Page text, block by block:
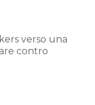
verso una
contro